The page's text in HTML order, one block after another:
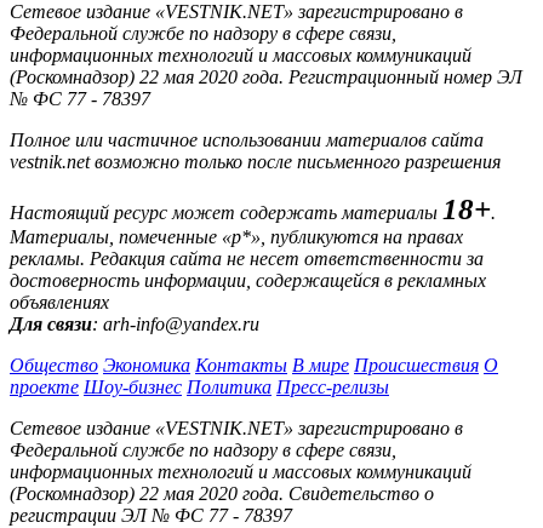
Сетевое издание «VESTNIK.NET» зарегистрировано в
Федеральной службе по надзору в сфере связи,
информационных технологий и массовых коммуникаций
(Роскомнадзор) 22 мая 2020 года. Регистрационный номер ЭЛ
№ ФС 77 - 78397
Полное или частичное использовании материалов сайта
vestnik.net возможно только после письменного разрешения
Настоящий ресурс может содержать материалы 18+.
Материалы, помеченные «р*», публикуются на правах
рекламы. Редакция сайта не несет ответственности за
достоверность информации, содержащейся в рекламных
объявлениях
Для связи: arh-info@yandex.ru
Общество Экономика Контакты В мире Происшествия О
проекте Шоу-бизнес Политика Пресс-релизы
Сетевое издание «VESTNIK.NET» зарегистрировано в
Федеральной службе по надзору в сфере связи,
информационных технологий и массовых коммуникаций
(Роскомнадзор) 22 мая 2020 года. Свидетельство о
регистрации ЭЛ № ФС 77 - 78397